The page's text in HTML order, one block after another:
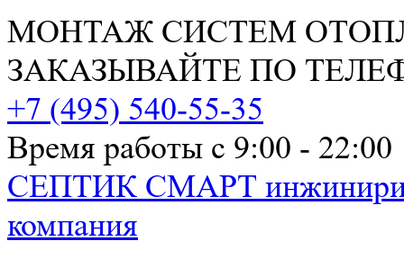
МОНТАЖ СИСТЕМ
ЗАКАЗЫВАЙТЕ ПО
+7 (495) 540-55-35
Время работы с 9:00 - 22:00
СЕПТИК СМАРТ
компания
РАСЧЕТ СМЕТЫ ОНЛАЙН!